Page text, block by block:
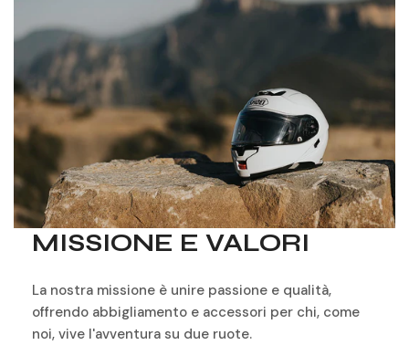
MISSIONE E VALORI
La nostra missione è unire passione e qualità,
offrendo abbigliamento e accessori per chi, come
noi, vive l'avventura su due ruote.